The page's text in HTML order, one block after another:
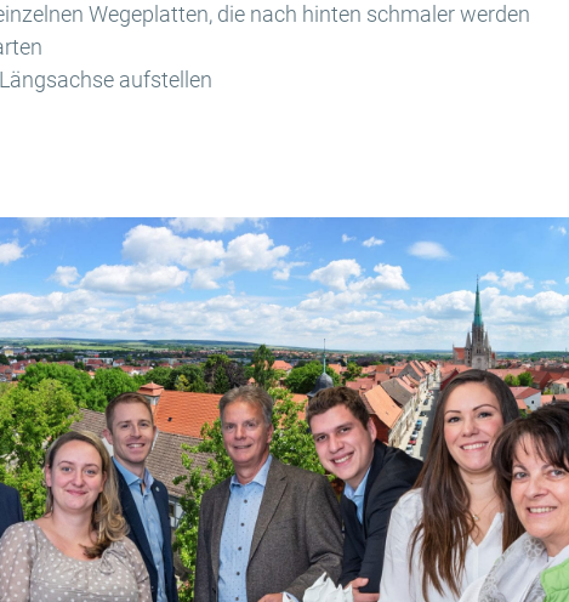
Wegeplatten, die nach hinten schmaler werden
aufstellen